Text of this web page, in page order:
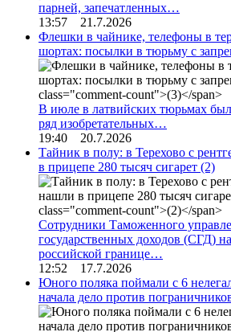
парней, запечатленных…
13:57 21.7.2026
Флешки в чайнике, телефоны в
шортах: посылки в тюрьму с
В июле в латвийских тюрьмах
ряд изобретательных…
19:40 20.7.2026
Тайник в полу: в Терехово с
в прицепе 280 тысяч сигарет (2)
Сотрудники Таможенного
государственных доходов (СГД)
российской границе…
12:52 17.7.2026
Юного поляка поймали с 6
начала дело против